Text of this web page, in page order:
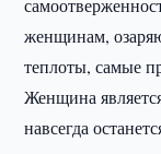
женщинам,
теплоты, самые
Женщина
навсегда